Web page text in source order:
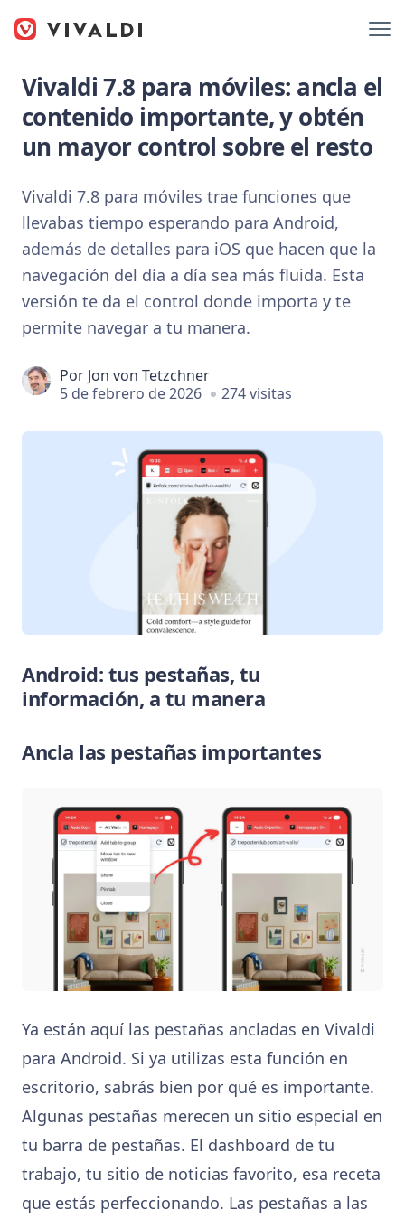
Vivaldi 7.8 para móviles: ancla el
contenido importante, y obtén
un mayor control sobre el resto
Vivaldi 7.8 para móviles trae funciones que
llevabas tiempo esperando para Android,
además de detalles para iOS que hacen que la
navegación del día a día sea más fluida. Esta
versión te da el control donde importa y te
permite navegar a tu manera.
Por Jon von Tetzchner
5 de febrero de 2026
274 visitas
Android: tus pestañas, tu
información, a tu manera
Ancla las pestañas importantes
Ya están aquí las pestañas ancladas en Vivaldi
para Android. Si ya utilizas esta función en
escritorio, sabrás bien por qué es importante.
Algunas pestañas merecen un sitio especial en
tu barra de pestañas. El dashboard de tu
trabajo, tu sitio de noticias favorito, esa receta
que estás perfeccionando. Las pestañas a las